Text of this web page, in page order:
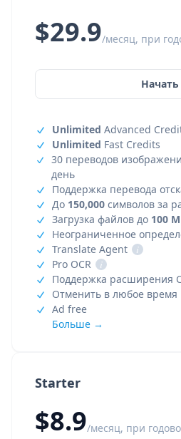
Starter
$8.9/месяц, при
$29.9/месяц, при
Начать
Unlimited Advanced
Unlimited Fast Credits
30 переводов
день
Поддержка перевода
До 150,000 символов за
Загрузка файлов до 100
Неограниченное
Translate Agent
i
Pro OCR
i
Поддержка расширения
Отменить в любое время
Ad free
Больше →